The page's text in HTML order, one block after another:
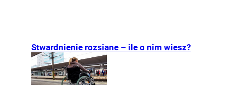
Stwardnienie rozsiane – ile o nim wiesz?